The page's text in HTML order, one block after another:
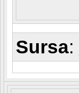
Sursa: